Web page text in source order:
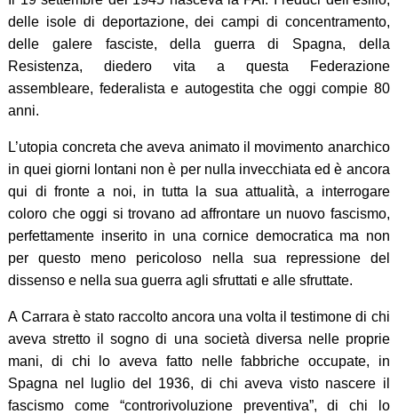
delle isole di deportazione, dei campi di concentramento,
delle galere fasciste, della guerra di Spagna, della
Resistenza, diedero vita a questa Federazione
assembleare, federalista e autogestita che oggi compie 80
anni.
L’utopia concreta che aveva animato il movimento anarchico
in quei giorni lontani non è per nulla invecchiata ed è ancora
qui di fronte a noi, in tutta la sua attualità, a interrogare
coloro che oggi si trovano ad affrontare un nuovo fascismo,
perfettamente inserito in una cornice democratica ma non
per questo meno pericoloso nella sua repressione del
dissenso e nella sua guerra agli sfruttati e alle sfruttate.
A Carrara è stato raccolto ancora una volta il testimone di chi
aveva stretto il sogno di una società diversa nelle proprie
mani, di chi lo aveva fatto nelle fabbriche occupate, in
Spagna nel luglio del 1936, di chi aveva visto nascere il
fascismo come “controrivoluzione preventiva”, di chi lo